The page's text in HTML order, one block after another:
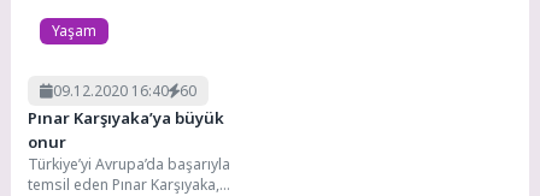
Yaşam
09.12.2020 16:40 60
Pınar Karşıyaka’ya büyük
onur
Türkiye’yi Avrupa’da başarıyla
temsil eden Pınar Karşıyaka,